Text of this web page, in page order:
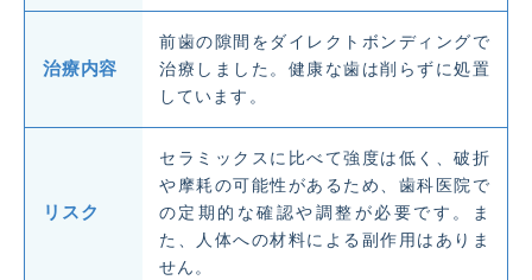
治療内容
前歯の隙間をダイレクトボンディングで
治療しました。健康な歯は削らずに処置
しています。
リスク
セラミックスに比べて強度は低く、破折
や摩耗の可能性があるため、歯科医院で
の定期的な確認や調整が必要です。ま
た、人体への材料による副作用はありま
せん。